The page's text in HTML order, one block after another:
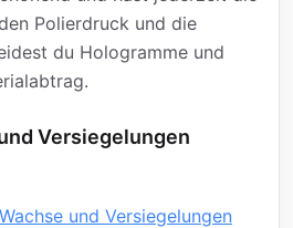
Polierdruck und die
du Hologramme und
Versiegelungen
Wachse und Versiegelungen